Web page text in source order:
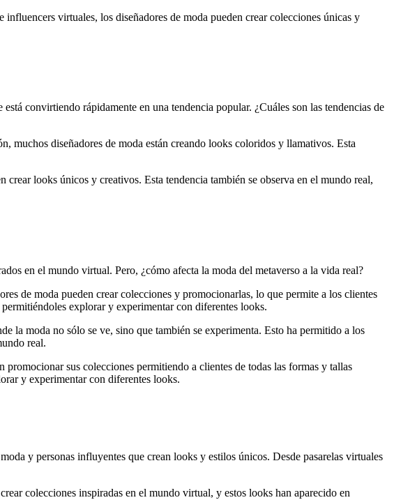
virtuales, los diseñadores de moda pueden crear colecciones únicas y
convirtiendo rápidamente en una tendencia popular. ¿Cuáles son las tendencias de
muchos diseñadores de moda están creando looks coloridos y llamativos. Esta
looks únicos y creativos. Esta tendencia también se observa en el mundo real,
en el mundo virtual. Pero, ¿cómo afecta la moda del metaverso a la vida real?
de moda pueden crear colecciones y promocionarlas, lo que permite a los clientes
explorar y experimentar con diferentes looks.
la moda no sólo se ve, sino que también se experimenta. Esto ha permitido a los
real.
sus colecciones permitiendo a clientes de todas las formas y tallas
y experimentar con diferentes looks.
y personas influyentes que crean looks y estilos únicos. Desde pasarelas virtuales
colecciones inspiradas en el mundo virtual, y estos looks han aparecido en